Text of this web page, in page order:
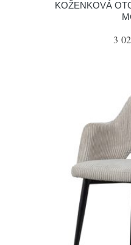
KOŽENKOVÁ
3